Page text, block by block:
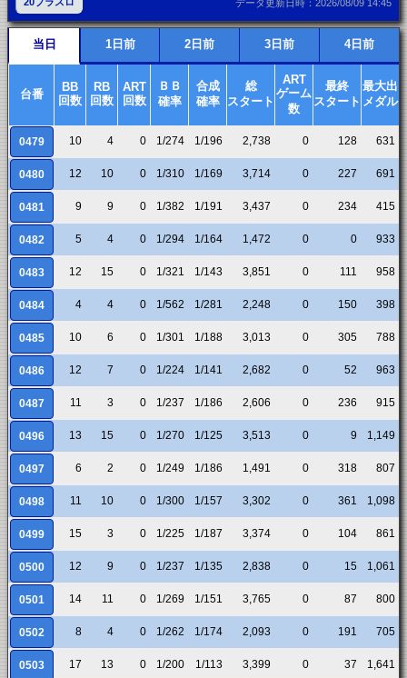
データ更新日時：2026/08/09 14:45
当日 1日前 2日前 3日前 4日前
台番
BB
回数
RB
回数
ART
回数
ＢＢ
確率
合成
確率
総
スタート
ART
ゲーム
数
最終
スタート
最大出
メダル
0479 10 4 0 1/274 1/196 2,738 0 128 631
0480 12 10 0 1/310 1/169 3,714 0 227 691
0481 9 9 0 1/382 1/191 3,437 0 234 415
0482 5 4 0 1/294 1/164 1,472 0 0 933
0483 12 15 0 1/321 1/143 3,851 0 111 958
0484 4 4 0 1/562 1/281 2,248 0 150 398
0485 10 6 0 1/301 1/188 3,013 0 305 788
0486 12 7 0 1/224 1/141 2,682 0 52 963
0487 11 3 0 1/237 1/186 2,606 0 236 915
0496 13 15 0 1/270 1/125 3,513 0 9 1,149
0497 6 2 0 1/249 1/186 1,491 0 318 807
0498 11 10 0 1/300 1/157 3,302 0 361 1,098
0499 15 3 0 1/225 1/187 3,374 0 104 861
0500 12 9 0 1/237 1/135 2,838 0 15 1,061
0501 14 11 0 1/269 1/151 3,765 0 87 800
0502 8 4 0 1/262 1/174 2,093 0 191 705
0503 17 13 0 1/200 1/113 3,399 0 37 1,641